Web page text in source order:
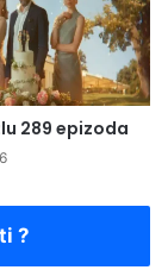
289 epizoda
?